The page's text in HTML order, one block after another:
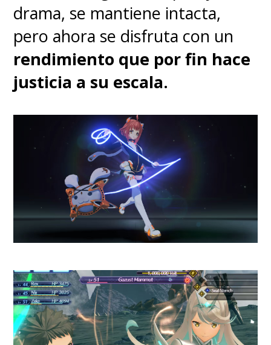
cinta -que dura dos horas con 3
minutos, 10 menos que la
anterior- corre en la batalla, con
naves espaciales, grandísimas
explosiones y, nuevamente,un
exceso del recurso de la
cámara lenta. Si bien es el
sello del director, ya no está
al servicio de amplificar la
épica de lo que sucede en
convirtiéndose en algo
absolutamente banal.
drama, se mantiene intacta,
pero ahora se disfruta con un
rendimiento que por fin hace
justicia a su escala.